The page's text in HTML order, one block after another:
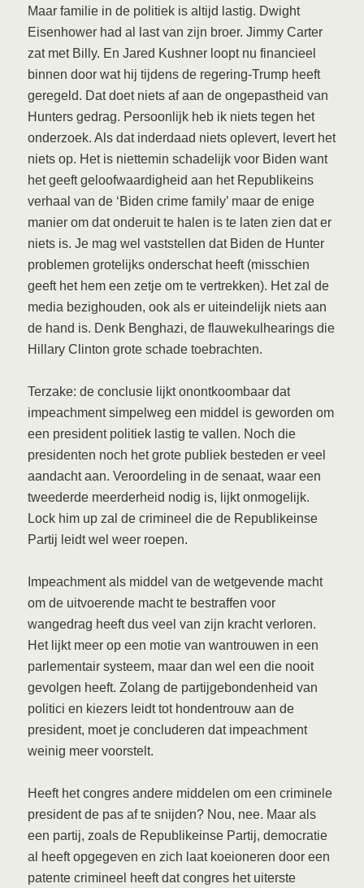
Maar familie in de politiek is altijd lastig. Dwight
Eisenhower had al last van zijn broer. Jimmy Carter
zat met Billy. En Jared Kushner loopt nu financieel
binnen door wat hij tijdens de regering-Trump heeft
geregeld. Dat doet niets af aan de ongepastheid van
Hunters gedrag. Persoonlijk heb ik niets tegen het
onderzoek. Als dat inderdaad niets oplevert, levert het
niets op. Het is niettemin schadelijk voor Biden want
het geeft geloofwaardigheid aan het Republikeins
verhaal van de ‘Biden crime family’ maar de enige
manier om dat onderuit te halen is te laten zien dat er
niets is. Je mag wel vaststellen dat Biden de Hunter
problemen grotelijks onderschat heeft (misschien
geeft het hem een zetje om te vertrekken). Het zal de
media bezighouden, ook als er uiteindelijk niets aan
de hand is. Denk Benghazi, de flauwekulhearings die
Hillary Clinton grote schade toebrachten.
Terzake: de conclusie lijkt onontkoombaar dat
impeachment simpelweg een middel is geworden om
een president politiek lastig te vallen. Noch die
presidenten noch het grote publiek besteden er veel
aandacht aan. Veroordeling in de senaat, waar een
tweederde meerderheid nodig is, lijkt onmogelijk.
Lock him up zal de crimineel die de Republikeinse
Partij leidt wel weer roepen.
Impeachment als middel van de wetgevende macht
om de uitvoerende macht te bestraffen voor
wangedrag heeft dus veel van zijn kracht verloren.
Het lijkt meer op een motie van wantrouwen in een
parlementair systeem, maar dan wel een die nooit
gevolgen heeft. Zolang de partijgebondenheid van
politici en kiezers leidt tot hondentrouw aan de
president, moet je concluderen dat impeachment
weinig meer voorstelt.
Heeft het congres andere middelen om een criminele
president de pas af te snijden? Nou, nee. Maar als
een partij, zoals de Republikeinse Partij, democratie
al heeft opgegeven en zich laat koeioneren door een
patente crimineel heeft dat congres het uiterste